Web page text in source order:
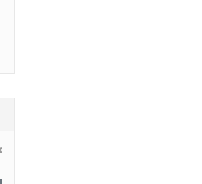
Diesen